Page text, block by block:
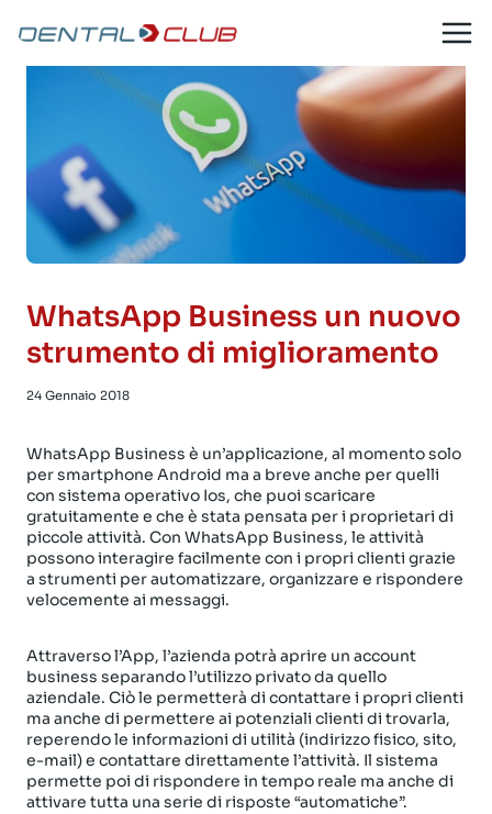
contenuto
WhatsApp Business un nuovo
strumento di miglioramento
24 Gennaio 2018
WhatsApp Business è un’applicazione, al momento solo
per smartphone Android ma a breve anche per quelli
con sistema operativo Ios, che puoi scaricare
gratuitamente e che è stata pensata per i proprietari di
piccole attività. Con WhatsApp Business, le attività
possono interagire facilmente con i propri clienti grazie
a strumenti per automatizzare, organizzare e rispondere
velocemente ai messaggi.
Attraverso l’App, l’azienda potrà aprire un account
business separando l’utilizzo privato da quello
aziendale. Ciò le permetterà di contattare i propri clienti
ma anche di permettere ai potenziali clienti di trovarla,
reperendo le informazioni di utilità (indirizzo fisico, sito,
e-mail) e contattare direttamente l’attività. Il sistema
permette poi di rispondere in tempo reale ma anche di
attivare tutta una serie di risposte “automatiche”.